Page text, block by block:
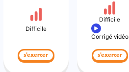
Difficile
s'exercer
Difficile
Corrigé vidéo
s'exercer